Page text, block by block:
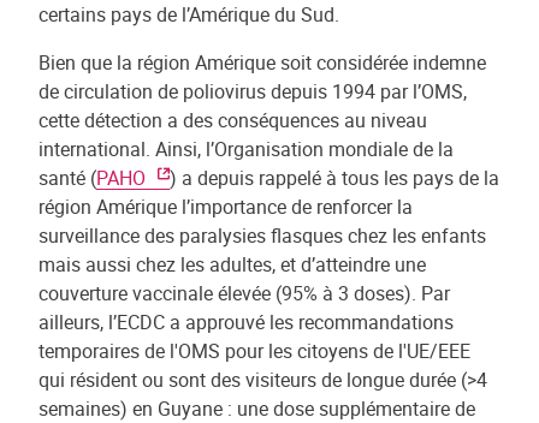
certains pays de l’Amérique du Sud.
Bien que la région Amérique soit considérée indemne
de circulation de poliovirus depuis 1994 par l’OMS,
cette détection a des conséquences au niveau
international. Ainsi, l’Organisation mondiale de la
santé (PAHO
) a depuis rappelé à tous les pays de la
région Amérique l’importance de renforcer la
surveillance des paralysies flasques chez les enfants
mais aussi chez les adultes, et d’atteindre une
couverture vaccinale élevée (95% à 3 doses). Par
ailleurs, l’ECDC a approuvé les recommandations
temporaires de l'OMS pour les citoyens de l'UE/EEE
qui résident ou sont des visiteurs de longue durée (>4
semaines) en Guyane : une dose supplémentaire de